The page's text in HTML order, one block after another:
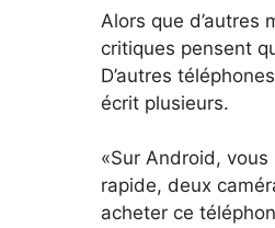
Alors que d’autres
critiques pensent
D’autres
écrit plusieurs.
«Sur Android,
rapide, deux
acheter ce